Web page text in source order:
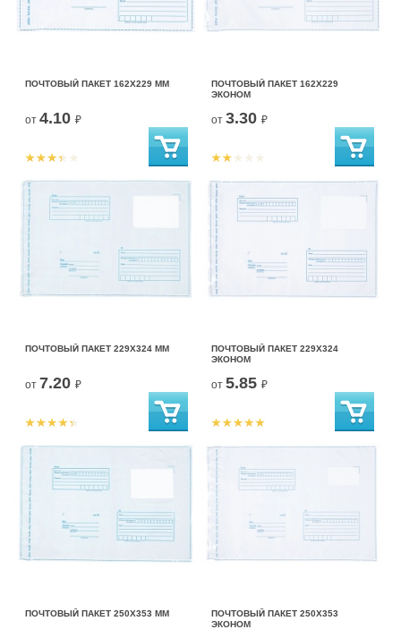
ПОЧТОВЫЙ ПАКЕТ 162Х229 ММ
от 4.10 ₽
ПОЧТОВЫЙ ПАКЕТ 162Х229
ЭКОНОМ
от 3.30 ₽
ПОЧТОВЫЙ ПАКЕТ 229Х324 ММ
от 7.20 ₽
ПОЧТОВЫЙ ПАКЕТ 229Х324
ЭКОНОМ
от 5.85 ₽
ПОЧТОВЫЙ ПАКЕТ 250Х353 ММ
ПОЧТОВЫЙ ПАКЕТ 250Х353
ЭКОНОМ